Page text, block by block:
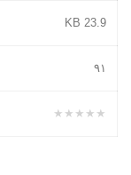
23.9 KB
۹١
★★★★★